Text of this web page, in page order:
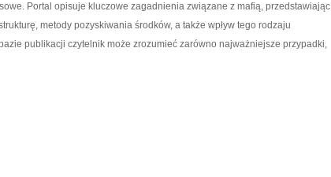
Portal opisuje kluczowe zagadnienia związane z mafią, przedstawiając
metody pozyskiwania środków, a także wpływ tego rodzaju
publikacji czytelnik może zrozumieć zarówno najważniejsze przypadki,